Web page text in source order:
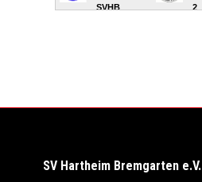
SV Hartheim Bremgarten e.V.